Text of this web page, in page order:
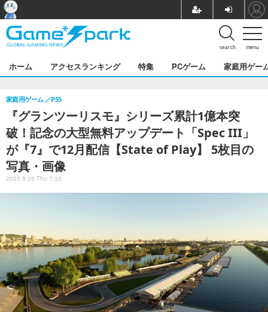
menu
search
ホーム アクセスランキング 特集 PCゲーム 家庭用ゲー
『グランツーリスモ』シリーズ累計1億本突
破！記念の大型無料アップデート「Spec III」
が『7』で12月配信【State of Play】 5枚目の
写真・画像
家庭用ゲーム PS5
2025.9.25 Thu 7:33